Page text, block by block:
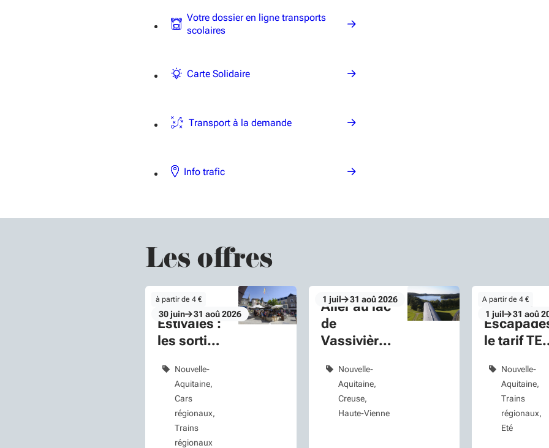
Votre dossier en ligne transports
scolaires
Carte Solidaire
Transport à la demande
Info trafic
Les offres
Les
Estivales :
les sorties
Nouvelle-
Aquitaine
Cars
régionaux
Trains
régionaux
à partir de 4 €
Du mardi 30 au lundi 31 aoû 2026
30juin 31 aoû2026
Aller au lac
de
Vassivière
plus car
Nouvelle-
Aquitaine
Creuse
Haute-Vienne
Du mercredi 1 au lundi 31 aoû 2026
1 juil 31 aoû 2026
Le Pass
le tarif
Nouvelle-
Aquitaine
Trains
régionaux
Eté
A partir de 4 €
Du mercredi 1
1 juil 31 aoû